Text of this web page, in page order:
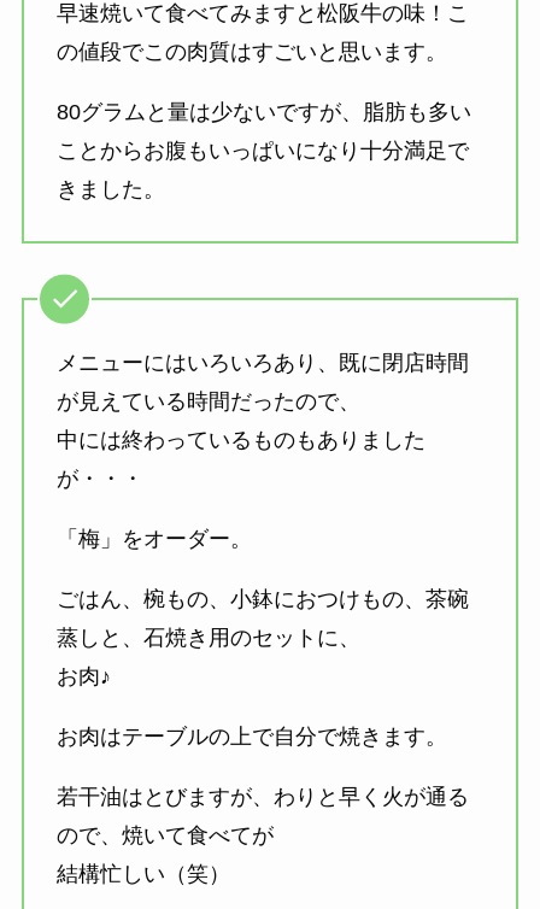
早速焼いて食べてみますと松阪牛の味！こ
の値段でこの肉質はすごいと思います。
80グラムと量は少ないですが、脂肪も多い
ことからお腹もいっぱいになり十分満足で
きました。
メニューにはいろいろあり、既に閉店時間
が見えている時間だったので、
中には終わっているものもありました
が・・・
「梅」をオーダー。
ごはん、椀もの、小鉢におつけもの、茶碗
蒸しと、石焼き用のセットに、
お肉♪
お肉はテーブルの上で自分で焼きます。
若干油はとびますが、わりと早く火が通る
ので、焼いて食べてが
結構忙しい（笑）